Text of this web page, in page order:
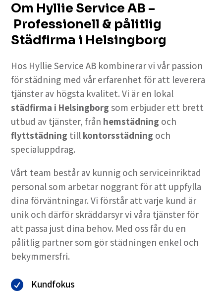
Om Hyllie Service AB –
Professionell & pålitlig
Städfirma i Helsingborg
Hos Hyllie Service AB kombinerar vi vår passion
för städning med vår erfarenhet för att leverera
tjänster av högsta kvalitet. Vi är en lokal
städfirma i Helsingborg som erbjuder ett brett
utbud av tjänster, från hemstädning och
flyttstädning till kontorsstädning och
specialuppdrag.
Vårt team består av kunnig och serviceinriktad
personal som arbetar noggrant för att uppfylla
dina förväntningar. Vi förstår att varje kund är
unik och därför skräddarsyr vi våra tjänster för
att passa just dina behov. Med oss får du en
pålitlig partner som gör städningen enkel och
bekymmersfri.
 Kundfokus